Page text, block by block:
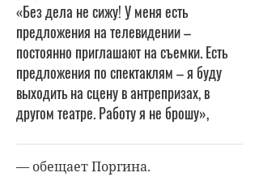
«Без дела не сижу! У меня есть
предложения на телевидении –
постоянно приглашают на съемки. Есть
предложения по спектаклям – я буду
выходить на сцену в антрепризах, в
другом театре. Работу я не брошу»,
— обещает Поргина.